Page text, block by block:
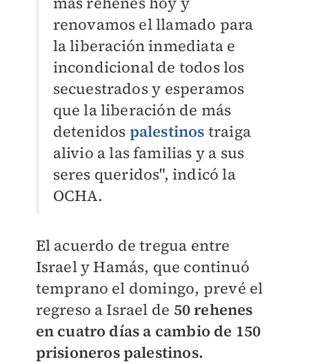
renovamos el llamado para
la liberación inmediata e
incondicional de todos los
secuestrados y esperamos
que la liberación de más
detenidos palestinos traiga
alivio a las familias y a sus
seres queridos", indicó la
OCHA.
El acuerdo de tregua entre
Israel y Hamás, que continuó
temprano el domingo, prevé el
regreso a Israel de 50 rehenes
en cuatro días a cambio de 150
prisioneros palestinos.